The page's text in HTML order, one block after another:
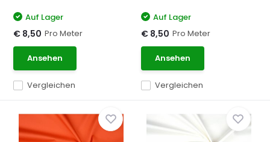
Vergleichen
Auf Lager
€ 8,50 Pro Meter
Ansehen
Vergleichen
Auf Lager
€ 8,50 Pro Meter
Ansehen